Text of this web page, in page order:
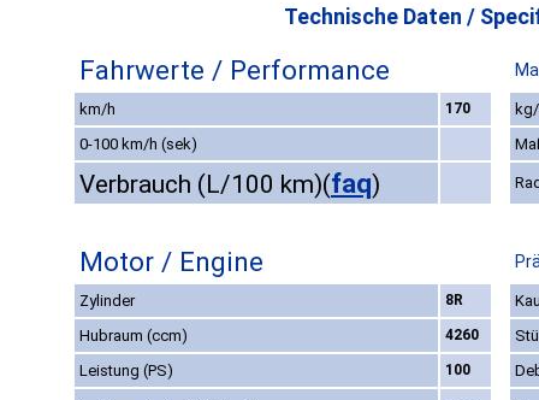
Technische Daten /
Fahrwerte / Performance
km/h 170
0-100 km/h (sek)
Verbrauch (L/100 km)(faq)
Motor / Engine
Zylinder 8R
Hubraum (ccm)
4260
Leistung (PS)
100